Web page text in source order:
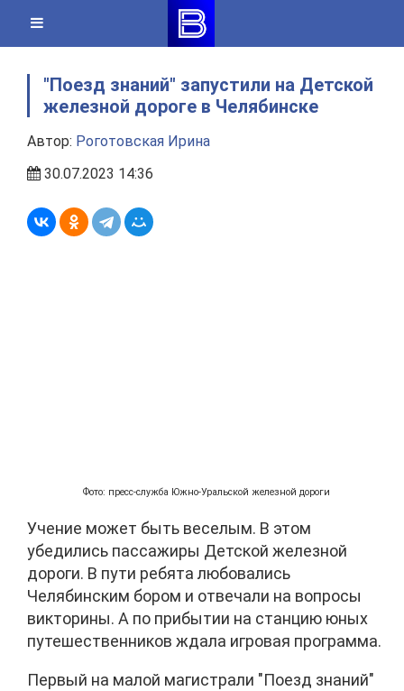
content
"Поезд знаний" запустили на Детской
железной дороге в Челябинске
Автор: Роготовская Ирина
30.07.2023 14:36
Фото: пресс-служба Южно-Уральской железной дороги
Учение может быть веселым. В этом
убедились пассажиры Детской железной
дороги. В пути ребята любовались
Челябинским бором и отвечали на вопросы
викторины. А по прибытии на станцию юных
путешественников ждала игровая программа.
Первый на малой магистрали "Поезд знаний"